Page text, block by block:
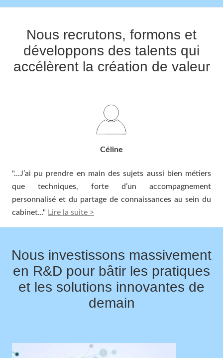
Nous recrutons, formons et
développons des talents qui
accélèrent la création de valeur
Céline
"...J’ai pu prendre en main des sujets aussi bien métiers
que techniques, forte d’un accompagnement
personnalisé et du partage de connaissances au sein du
cabinet..." Lire la suite >
Nous investissons massivement
en R&D pour bâtir les pratiques
et les solutions innovantes de
demain